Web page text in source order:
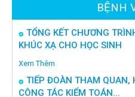
BỆNH
TỔNG KẾT CHƯƠNG
KHÚC XẠ CHO HỌC SINH
Xem Thêm
TIẾP ĐOÀN THAM QUAN,
CÔNG TÁC KIỂM TOÁN...